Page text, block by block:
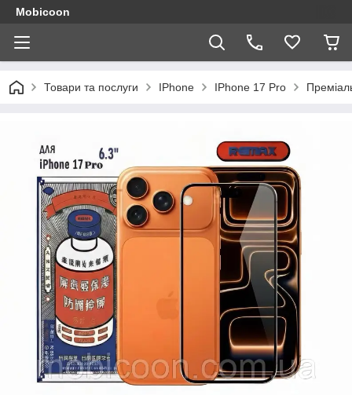
Mobicoon
Товари та послуги IPhone IPhone 17 Pro